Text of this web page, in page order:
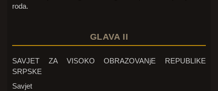
roda.
GLAVA II
SAVJET ZA VISOKO OBRAZOVANjE REPUBLIKE
SRPSKE
Savjet